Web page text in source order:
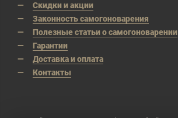
Скидки и акции
Законность самогоноварения
Полезные статьи о самогоноварении
Гарантии
Доставка и оплата
Контакты